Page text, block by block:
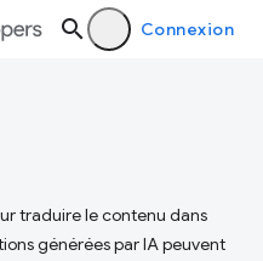
Connexion
traduire le contenu dans
générées par IA peuvent